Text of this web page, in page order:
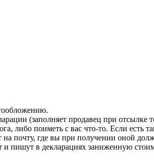
(заполняет продавец при отсылке
либо поиметь с вас что-то. Если есть
почту, где вы при получении оной
пишут в декларациях заниженную